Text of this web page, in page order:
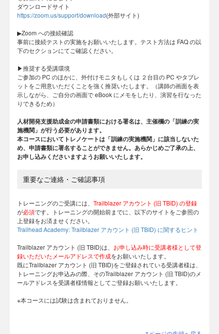
ダウンロードサイト
https://zoom.us/support/download(外部サイト)
▶︎Zoom への接続確認
事前に接続テストの実施をお願いいたします。テスト方法は FAQ の以
下のセクションにてご確認ください。
​▶︎推奨する受講環境
ご参加の PC のほかに、外付けモニタもしくは ２台目の PC やタブレ
ットをご用意いただくことを強く推奨いたします。（講師の画面を表
示しながら、ご自分の画面で eBook にメモをしたり、演習を行なった
りできるため）
人材開発支援助成金の申請書類における署名は、主催欄の「訓練の実
施機関」が行う必要があります。
本コースにおいてトレノケートは「訓練の実施機関」に該当しないた
め、申請書類に署名することができません。あらかじめご了承の上、
お申し込みくださいますようお願いいたします。
重要なご連絡・ご確認事項
トレーニングのご受講には、 Trailblazer アカウント (旧 TBID) の登録
が必須です。トレーニングの開始前までに、以下のサイトをご参照の
上登録をお済ませください。
Trailhead Academy: Trailblazer アカウント (旧 TBID) に関するヒント
Trailblazer アカウント (旧 TBID)は、 お申し込み時に受講者様として登
録いただいたメールアドレスで作成をお願いいたします。
既にTrailblazer アカウント (旧 TBID)をご登録されている受講者様は、
トレーニングお申込みの際、そのTrailblazer アカウント (旧 TBID)のメ
ールアドレスを受講者様情報としてご登録お願いいたします。
※本コースには試験は含まれておりません。